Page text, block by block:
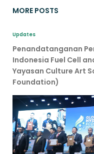
MORE POSTS
Updates
Penandatanganan
Indonesia Fuel Cell
Yayasan Culture Art
Foundation)